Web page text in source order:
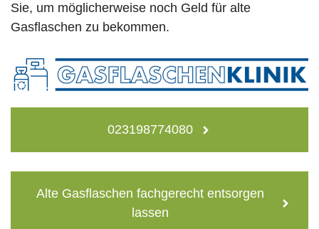
Sie, um möglicherweise noch Geld für alte
Gasflaschen zu bekommen.
023198774080
Alte Gasflaschen fachgerecht entsorgen
lassen